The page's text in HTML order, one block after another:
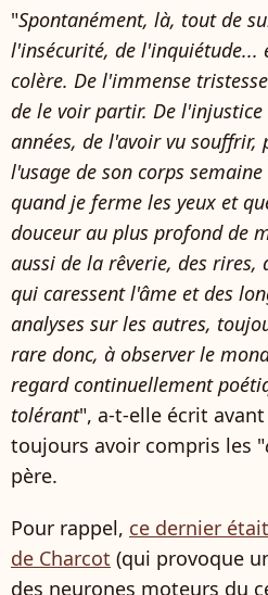
"Spontanément, là, tout de
l'insécurité, de l'inquiétude...
colère. De l'immense
de le voir partir. De l'injustice
années, de l'avoir vu souffrir,
l'usage de son corps
quand je ferme les yeux et
douceur au plus profond de
aussi de la rêverie, des rires,
qui caressent l'âme et des
analyses sur les autres,
rare donc, à observer le
regard continuellement
tolérant", a-t-elle écrit
toujours avoir compris les "
père.
Pour rappel, ce dernier
de Charcot (qui provoque
des neurones moteurs du